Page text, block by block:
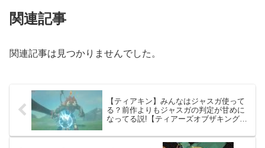
関連記事
関連記事は見つかりませんでした。
【ティアキン】みんなはジャスガ使って
る？前作よりもジャスガの判定が甘めに
なってる説!【ティアーズオブザキングダ